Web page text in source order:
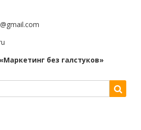
без галстуков»